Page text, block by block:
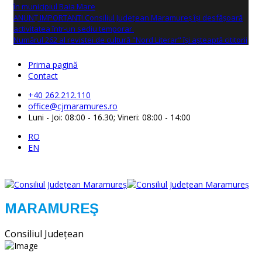
în municipiul Baia Mare
ANUNŢ IMPORTANT! Consiliul Județean Maramureș își desfășoară
activitatea într-un sediu temporar.
Numărul 262 al revistei de cultură "Nord Literar" își așteaptă cititorii
Prima pagină
Contact
+40 262.212.110
office@cjmaramures.ro
Luni - Joi: 08:00 - 16.30; Vineri: 08:00 - 14:00
RO
EN
MARAMUREŞ
Consiliul Judeţean